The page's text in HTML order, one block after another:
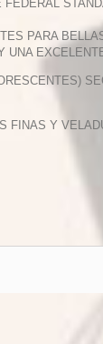
PARA
UNA
FINAS Y